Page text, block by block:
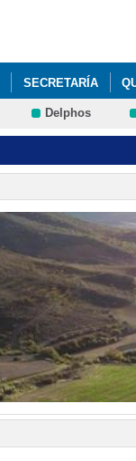
SECRETARÍA
Delphos